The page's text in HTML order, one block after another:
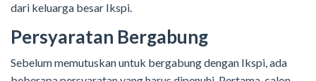
dari keluarga besar Ikspi.
Persyaratan Bergabung
Sebelum memutuskan untuk bergabung dengan Ikspi, ada